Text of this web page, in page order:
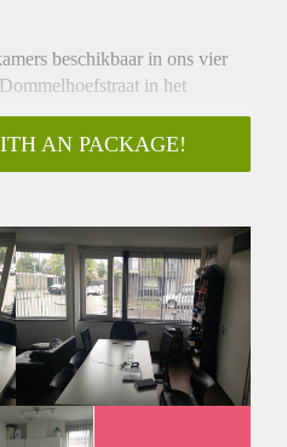
beschikbaar in ons vier
in het
buurt op nog geen 5 minuten
meerdere supermarkten en
Tevens beschikt het
en bad en een dakterras met
g/w/e per maand
g/w/e per maand
internet en ong. 4€ huur voor
AN PACKAGE!